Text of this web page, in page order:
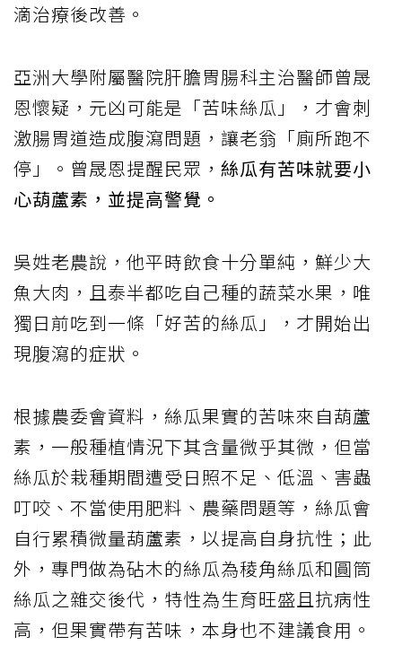
滴治療後改善。
亞洲大學附屬醫院肝膽胃腸科主治醫師曾晟
恩懷疑，元凶可能是「苦味絲瓜」，才會刺
激腸胃道造成腹瀉問題，讓老翁「廁所跑不
停」。曾晟恩提醒民眾， 絲瓜有苦味就要小
心葫蘆素，並提高警覺。
吳姓老農說，他平時飲食十分單純，鮮少大
魚大肉，且泰半都吃自己種的蔬菜水果，唯
獨日前吃到一條「好苦的絲瓜」，才開始出
現腹瀉的症狀。
根據農委會資料，絲瓜果實的苦味來自葫蘆
素，一般種植情況下其含量微乎其微，但當
絲瓜於栽種期間遭受日照不足、低溫、害蟲
叮咬、不當使用肥料、農藥問題等，絲瓜會
自行累積微量葫蘆素，以提高自身抗性；此
外，專門做為砧木的絲瓜為稜角絲瓜和圓筒
絲瓜之雜交後代，特性為生育旺盛且抗病性
高，但果實帶有苦味，本身也不建議食用。